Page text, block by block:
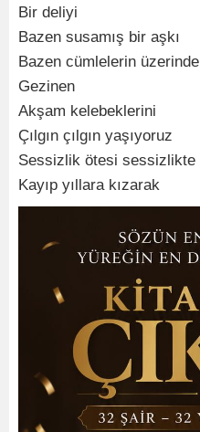
Bir deliyi
Bazen susamış bir aşkı
Bazen cümlelerin üzerinde
Gezinen
Akşam kelebeklerini
Çılgın çılgın yaşıyoruz
Sessizlik ötesi sessizlikte
Kayıp yıllara kızarak